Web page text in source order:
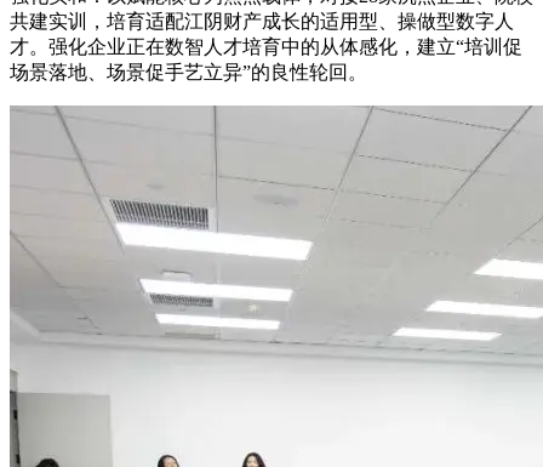
共建实训，培育适配江阴财产成长的适用型、操做型数字人
才。强化企业正在数智人才培育中的从体感化，建立“培训促
场景落地、场景促手艺立异”的良性轮回。